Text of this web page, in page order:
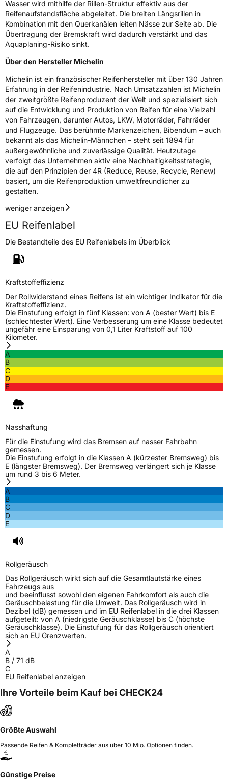
HerstellerkontaktMANUFACTURE FRANCAISE DES
PNEUMATIQUES MICHELIN, place des
Carmes-Déchaux 23 63000 Clermont-
Ferrand Frankreich, contact@tc.michelin.eu
Wasser wird mithilfe der Rillen-Struktur effektiv aus der
Reifenaufstandsfläche abgeleitet. Die breiten Längsrillen in
Kombination mit den Querkanälen leiten Nässe zur Seite ab. Die
Übertragung der Bremskraft wird dadurch verstärkt und das
Aquaplaning-Risiko sinkt.
Über den Hersteller Michelin
Michelin ist ein französischer Reifenhersteller mit über 130 Jahren
Erfahrung in der Reifenindustrie. Nach Umsatzzahlen ist Michelin
der zweitgrößte Reifenproduzent der Welt und spezialisiert sich
auf die Entwicklung und Produktion von Reifen für eine Vielzahl
von Fahrzeugen, darunter Autos, LKW, Motorräder, Fahrräder
und Flugzeuge. Das berühmte Markenzeichen, Bibendum – auch
bekannt als das Michelin-Männchen – steht seit 1894 für
außergewöhnliche und zuverlässige Qualität. Heutzutage
verfolgt das Unternehmen aktiv eine Nachhaltigkeitsstrategie,
die auf den Prinzipien der 4R (Reduce, Reuse, Recycle, Renew)
basiert, um die Reifenproduktion umweltfreundlicher zu
gestalten.
weniger anzeigen
EU Reifenlabel
Die Bestandteile des EU Reifenlabels im Überblick
Kraftstoffeffizienz
Der Rollwiderstand eines Reifens ist ein wichtiger Indikator für die
Kraftstoffeffizienz.
Die Einstufung erfolgt in fünf Klassen: von A (bester Wert) bis E
(schlechtester Wert). Eine Verbesserung um eine Klasse bedeutet
ungefähr eine Einsparung von 0,1 Liter Kraftstoff auf 100
Kilometer.
A
B
C
D
E
Nasshaftung
Für die Einstufung wird das Bremsen auf nasser Fahrbahn
gemessen.
Die Einstufung erfolgt in die Klassen A (kürzester Bremsweg) bis
E (längster Bremsweg). Der Bremsweg verlängert sich je Klasse
um rund 3 bis 6 Meter.
A
B
C
D
E
Rollgeräusch
Das Rollgeräusch wirkt sich auf die Gesamtlautstärke eines
Fahrzeugs aus
und beeinflusst sowohl den eigenen Fahrkomfort als auch die
Geräuschbelastung für die Umwelt. Das Rollgeräusch wird in
Dezibel (dB) gemessen und im EU Reifenlabel in die drei Klassen
aufgeteilt: von A (niedrigste Geräuschklasse) bis C (höchste
Geräuschklasse). Die Einstufung für das Rollgeräusch orientiert
sich an EU Grenzwerten.
A
B / 71 dB
C
EU Reifenlabel anzeigen
Ihre Vorteile beim Kauf bei CHECK24
Größte Auswahl
Passende Reifen & Kompletträder aus über 10 Mio. Optionen finden.
Günstige Preise